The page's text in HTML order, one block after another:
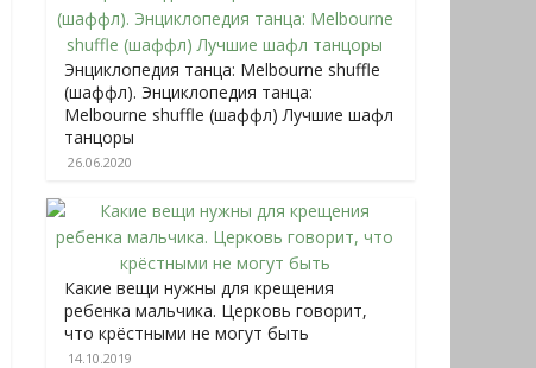
Энциклопедия танца: Melbourne shuffle
(шаффл). Энциклопедия танца:
Melbourne shuffle (шаффл) Лучшие шафл
танцоры
26.06.2020
Какие вещи нужны для крещения
ребенка мальчика. Церковь говорит,
что крёстными не могут быть
14.10.2019